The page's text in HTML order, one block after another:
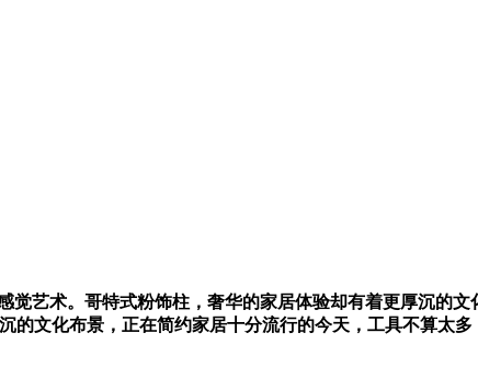
术。哥特式粉饰柱，奢华的家居体验却有着更厚沉的文
文化布景，正在简约家居十分流行的今天，工具不算太